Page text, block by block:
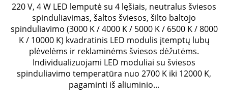
220 V, 4 W LED lemputė su 4 lęšiais, neutralus šviesos
spinduliavimas, šaltos šviesos, šilto baltojo
spinduliavimo (3000 K / 4000 K / 5000 K / 6500 K / 8000
K / 10000 K) kvadratinis LED modulis įtemptų lubų
plėvelėms ir reklaminėms šviesos dėžutėms.
Individualizuojami LED moduliai su šviesos
spinduliavimo temperatūra nuo 2700 K iki 12000 K,
pagaminti iš aliuminio...